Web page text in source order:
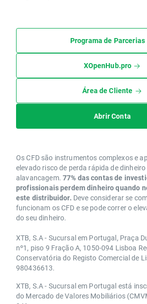
Programa de Parcerias
XOpenHub.pro
Área de Cliente
Abrir Conta
Os CFD são instrumentos complexos e
elevado risco de perda rápida de
alavancagem. 77% das contas de
profissionais perdem dinheiro quando
este distribuidor. Deve considerar se
funcionam os CFD e se pode correr o
do seu dinheiro.
XTB, S.A - Sucursal em Portugal, Praça
nº1, piso 9 Fração A, 1050-094 Lisboa
Conservatória do Registo Comercial de
980436613.
XTB, S.A - Sucursal em Portugal está
do Mercado de Valores Mobiliários